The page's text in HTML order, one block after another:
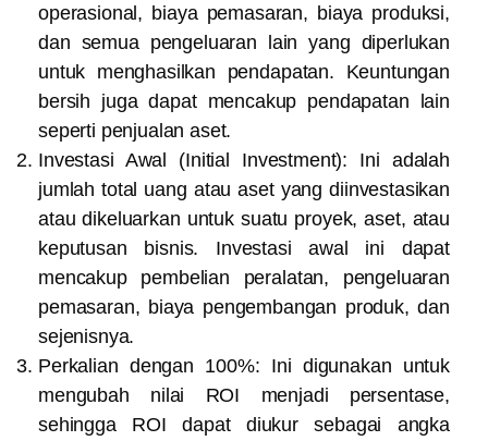
operasional, biaya pemasaran, biaya produksi,
dan semua pengeluaran lain yang diperlukan
untuk menghasilkan pendapatan. Keuntungan
bersih juga dapat mencakup pendapatan lain
seperti penjualan aset.
Investasi Awal (Initial Investment): Ini adalah
jumlah total uang atau aset yang diinvestasikan
atau dikeluarkan untuk suatu proyek, aset, atau
keputusan bisnis. Investasi awal ini dapat
mencakup pembelian peralatan, pengeluaran
pemasaran, biaya pengembangan produk, dan
sejenisnya.
Perkalian dengan 100%: Ini digunakan untuk
mengubah nilai ROI menjadi persentase,
sehingga ROI dapat diukur sebagai angka